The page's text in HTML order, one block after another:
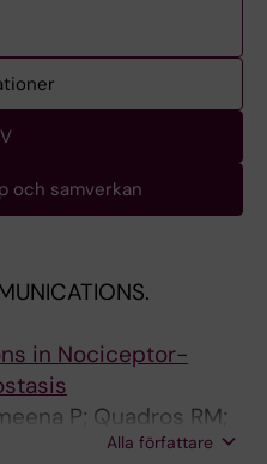
och samverkan
in Nociceptor-
P; Quadros RM;
I; Biagini S;
Alla författare